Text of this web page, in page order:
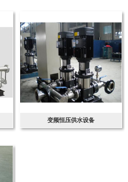
变频恒压供水设备